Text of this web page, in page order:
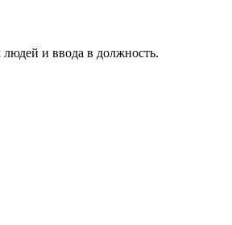
и ввода в должность.